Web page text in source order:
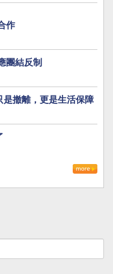
作
團結反制
撤離，更是生活保障